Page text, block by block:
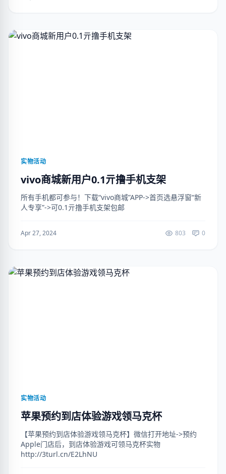
实物活动
vivo商城新用户0.1亓撸手机支架
所有手机都可参与！下载“vivo商城”APP->首页选悬浮窗“新
人专享”->可0.1亓撸手机支架包邮
Apr 27, 2024 803 0
实物活动
苹果预约到店体验游戏领马克杯
【苹果预约到店体验游戏领马克杯】微信打开地址->预约
Apple门店后，到店体验游戏可领马克杯实物
http://3turl.cn/E2LhNU